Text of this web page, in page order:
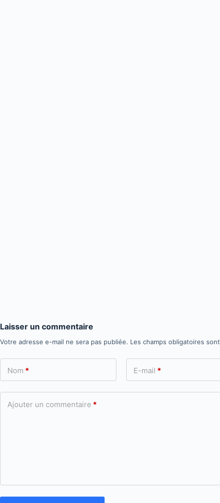
Laisser un commentaire
Votre adresse e-mail ne sera pas publiée. Les champs obligatoires
Nom * E-mail *
Ajouter un commentaire *